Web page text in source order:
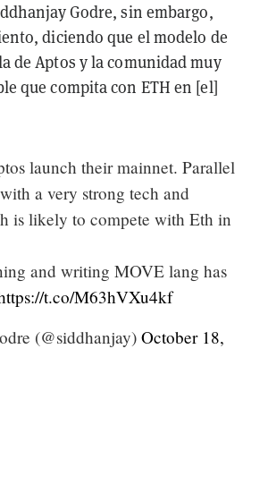
Godre, sin embargo,
diciendo que el modelo de
de Aptos y la comunidad muy
que compita con ETH en [el]
launch their mainnet. Parallel
a very strong tech and
is likely to compete with Eth in
and writing MOVE lang has
t.co/M63hVXu4kf
(@siddhanjay) October 18,